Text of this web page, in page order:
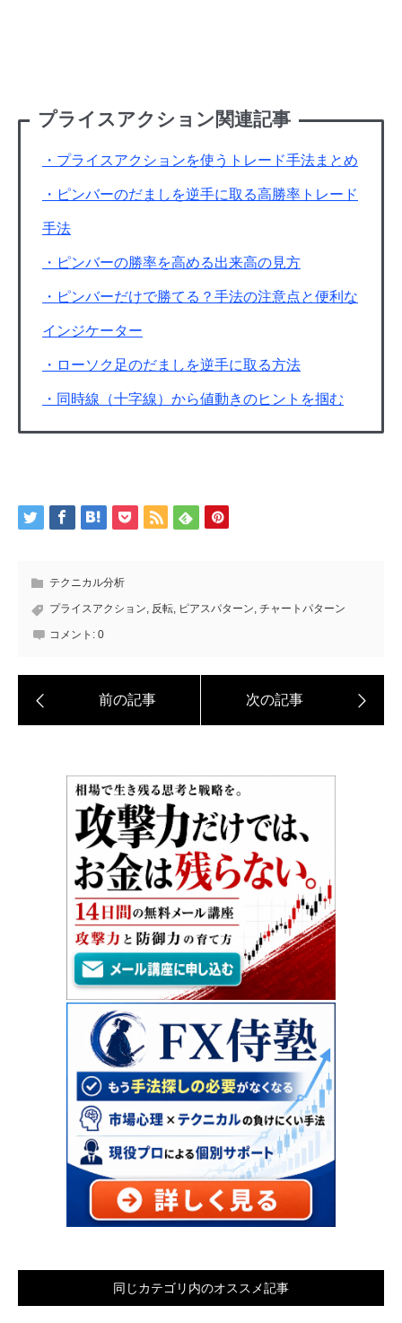
プライスアクション関連記事
・プライスアクションを使うトレード手法まとめ
・ピンバーのだましを逆手に取る高勝率トレード
手法
・ピンバーの勝率を高める出来高の見方
・ピンバーだけで勝てる？手法の注意点と便利な
インジケーター
・ローソク足のだましを逆手に取る方法
・同時線（十字線）から値動きのヒントを掴む
テクニカル分析
プライスアクション, 反転, ピアスパターン, チャートパターン
コメント: 0
同じカテゴリ内のオススメ記事